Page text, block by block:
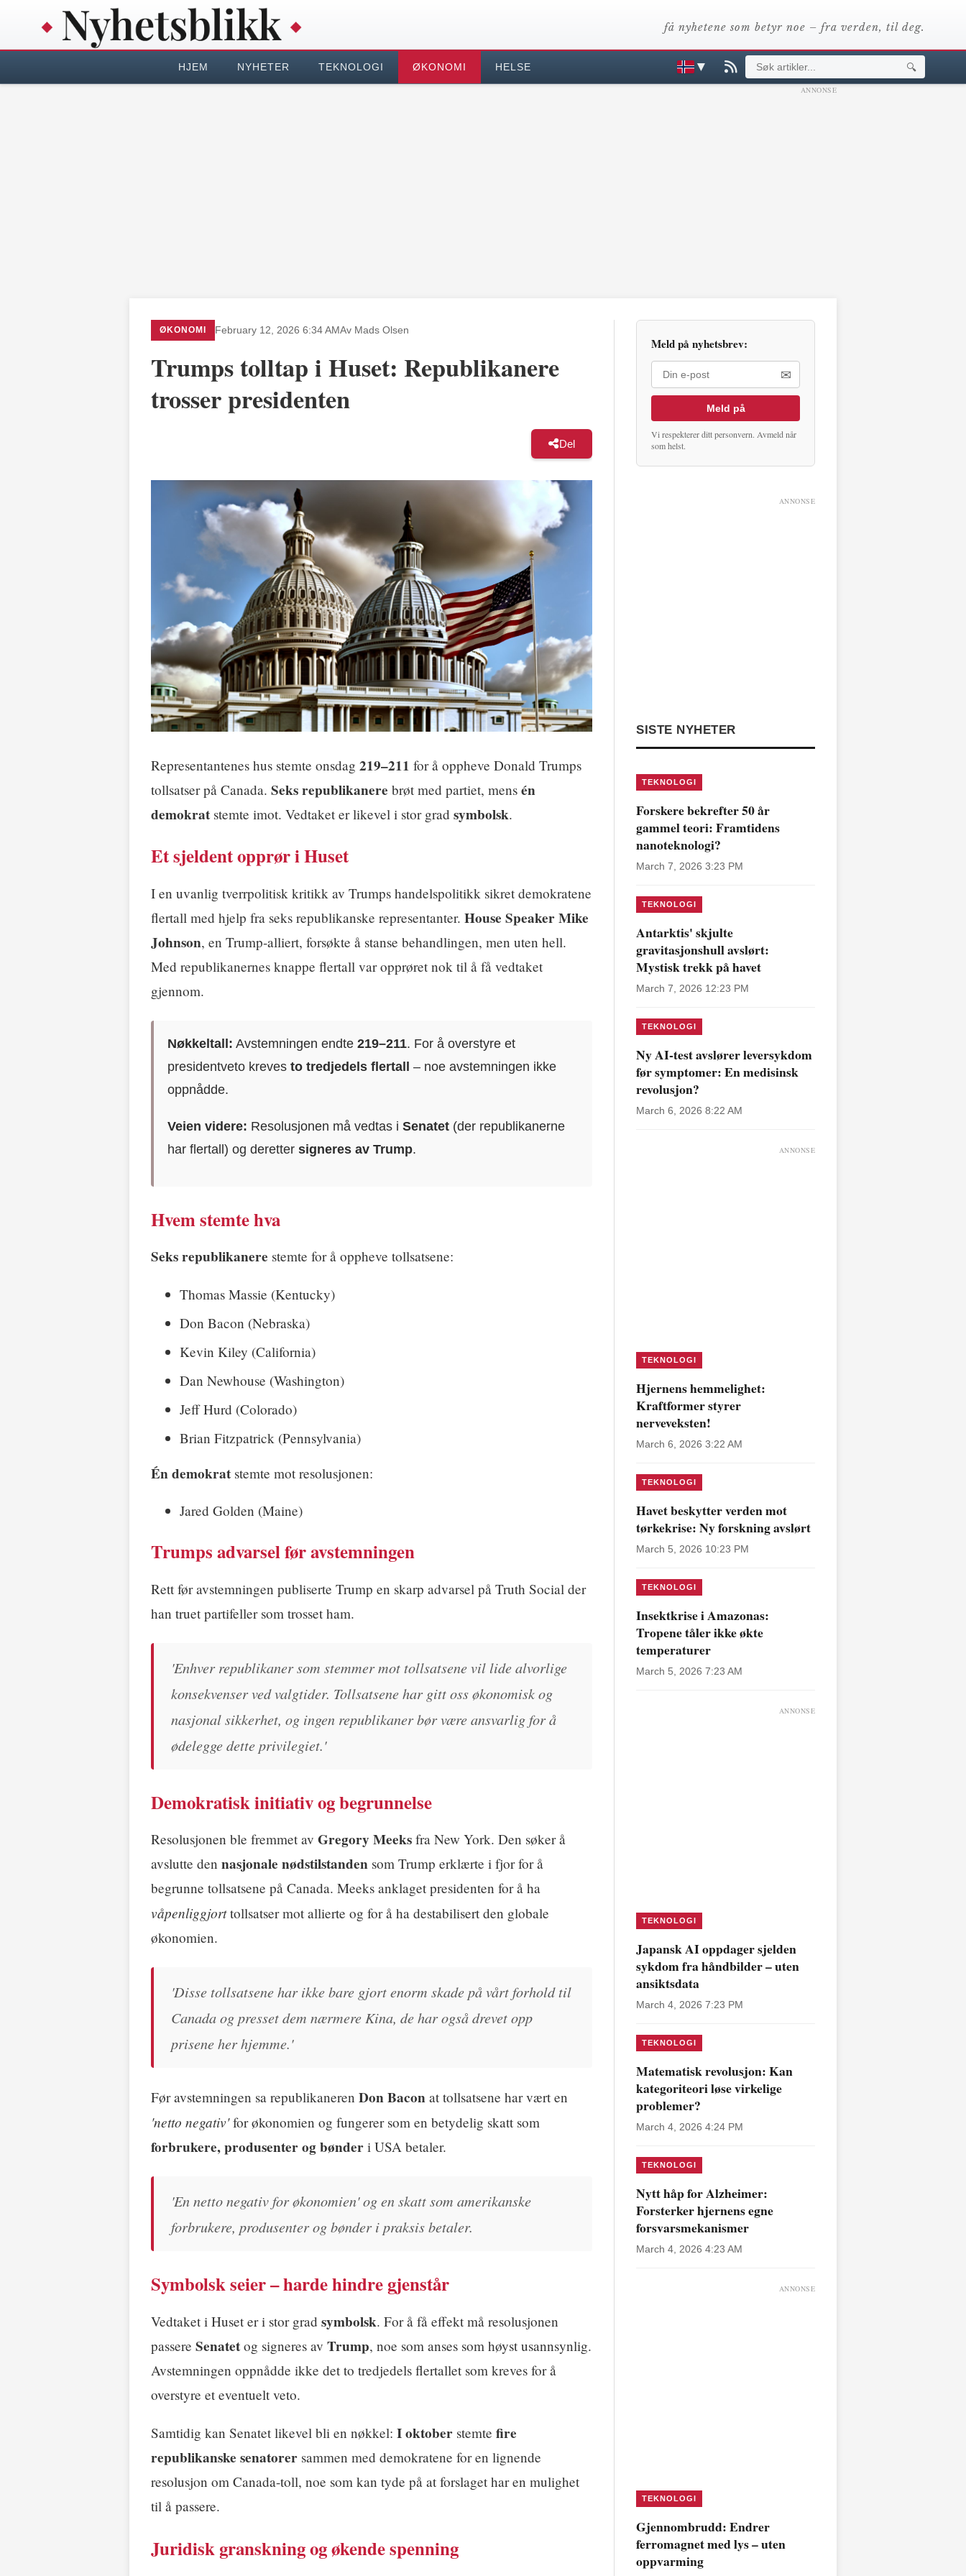
få nyhetene som betyr noe – fra verden, til deg.
HJEM NYHETER TEKNOLOGI ØKONOMI HELSE ▼ 🔍
ANNONSE
ØKONOMI February 12, 2026 6:34 AMAv Mads Olsen
Trumps tolltap i Huset: Republikanere
trosser presidenten
Del
Representantenes hus stemte onsdag 219–211 for å oppheve Donald Trumps
tollsatser på Canada. Seks republikanere brøt med partiet, mens én
demokrat stemte imot. Vedtaket er likevel i stor grad symbolsk.
Et sjeldent opprør i Huset
I en uvanlig tverrpolitisk kritikk av Trumps handelspolitikk sikret demokratene
flertall med hjelp fra seks republikanske representanter. House Speaker Mike
Johnson, en Trump-alliert, forsøkte å stanse behandlingen, men uten hell.
Med republikanernes knappe flertall var opprøret nok til å få vedtaket
gjennom.
Nøkkeltall: Avstemningen endte219–211. For å overstyre et
presidentveto krevesto tredjedels flertall – noe avstemningen ikke
oppnådde.
Veien videre: Resolusjonen må vedtas iSenatet (der republikanerne
har flertall) og derettersigneres av Trump.
Hvem stemte hva
Seks republikanere stemte for å oppheve tollsatsene:
Thomas Massie (Kentucky)
Don Bacon (Nebraska)
Kevin Kiley (California)
Dan Newhouse (Washington)
Jeff Hurd (Colorado)
Brian Fitzpatrick (Pennsylvania)
Én demokrat stemte mot resolusjonen:
Jared Golden (Maine)
Trumps advarsel før avstemningen
Rett før avstemningen publiserte Trump en skarp advarsel på Truth Social der
han truet partifeller som trosset ham.
'Enhver republikaner som stemmer mot tollsatsene vil lide alvorlige
konsekvenser ved valgtider. Tollsatsene har gitt oss økonomisk og
nasjonal sikkerhet, og ingen republikaner bør være ansvarlig for å
ødelegge dette privilegiet.'
Demokratisk initiativ og begrunnelse
Resolusjonen ble fremmet av Gregory Meeks fra New York. Den søker å
avslutte den nasjonale nødstilstanden som Trump erklærte i fjor for å
begrunne tollsatsene på Canada. Meeks anklaget presidenten for å ha
våpenliggjorttollsatser mot allierte og for å ha destabilisert den globale
økonomien.
'Disse tollsatsene har ikke bare gjort enorm skade på vårt forhold til
Canada og presset dem nærmere Kina, de har også drevet opp
prisene her hjemme.'
Før avstemningen sa republikaneren Don Bacon at tollsatsene har vært en
'netto negativ'for økonomien og fungerer som en betydelig skatt som
forbrukere, produsenter og bønder i USA betaler.
'En netto negativ for økonomien' og en skatt som amerikanske
forbrukere, produsenter og bønder i praksis betaler.
Symbolsk seier – harde hindre gjenstår
Vedtaket i Huset er i stor grad symbolsk. For å få effekt må resolusjonen
passere Senatet og signeres av Trump, noe som anses som høyst usannsynlig.
Avstemningen oppnådde ikke det to tredjedels flertallet som kreves for å
overstyre et eventuelt veto.
Samtidig kan Senatet likevel bli en nøkkel: I oktober stemte fire
republikanske senatorer sammen med demokratene for en lignende
resolusjon om Canada-toll, noe som kan tyde på at forslaget har en mulighet
til å passere.
Juridisk granskning og økende spenning
Meld på nyhetsbrev:
✉
Meld på
Vi respekterer ditt personvern. Avmeld når
som helst.
ANNONSE
SISTE NYHETER
TEKNOLOGI
Forskere bekrefter 50 år
gammel teori: Framtidens
nanoteknologi?
March 7, 2026 3:23 PM
TEKNOLOGI
Antarktis' skjulte
gravitasjonshull avslørt:
Mystisk trekk på havet
March 7, 2026 12:23 PM
TEKNOLOGI
Ny AI-test avslører leversykdom
før symptomer: En medisinsk
revolusjon?
March 6, 2026 8:22 AM
ANNONSE
TEKNOLOGI
Hjernens hemmelighet:
Kraftformer styrer
nerveveksten!
March 6, 2026 3:22 AM
TEKNOLOGI
Havet beskytter verden mot
tørkekrise: Ny forskning avslørt
March 5, 2026 10:23 PM
TEKNOLOGI
Insektkrise i Amazonas:
Tropene tåler ikke økte
temperaturer
March 5, 2026 7:23 AM
ANNONSE
TEKNOLOGI
Japansk AI oppdager sjelden
sykdom fra håndbilder – uten
ansiktsdata
March 4, 2026 7:23 PM
TEKNOLOGI
Matematisk revolusjon: Kan
kategoriteori løse virkelige
problemer?
March 4, 2026 4:24 PM
TEKNOLOGI
Nytt håp for Alzheimer:
Forsterker hjernens egne
forsvarsmekanismer
March 4, 2026 4:23 AM
ANNONSE
TEKNOLOGI
Gjennombrudd: Endrer
ferromagnet med lys – uten
oppvarming